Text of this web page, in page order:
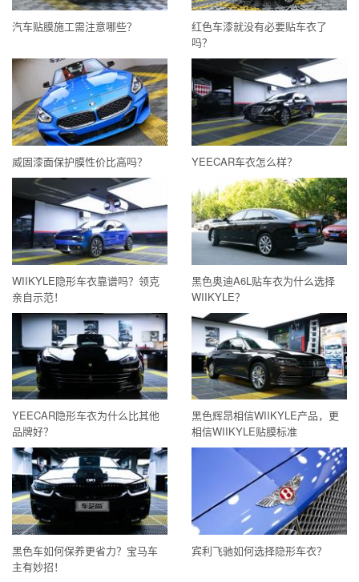
汽车贴膜施工需注意哪些？
红色车漆就没有必要贴车衣了
吗？
威固漆面保护膜性价比高吗？ YEECAR车衣怎么样？
WIIKYLE隐形车衣靠谱吗？领克
亲自示范！
黑色奥迪A6L贴车衣为什么选择
WIIKYLE？
YEECAR隐形车衣为什么比其他
品牌好？
黑色辉昂相信WIIKYLE产品，更
相信WIIKYLE贴膜标准
黑色车如何保养更省力？宝马车
主有妙招！
宾利飞驰如何选择隐形车衣？